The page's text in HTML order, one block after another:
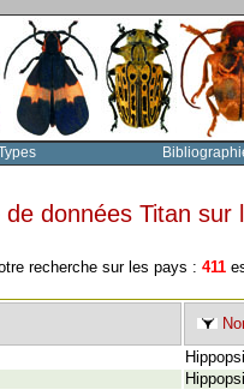
de données Titan
recherche sur les pays : 411